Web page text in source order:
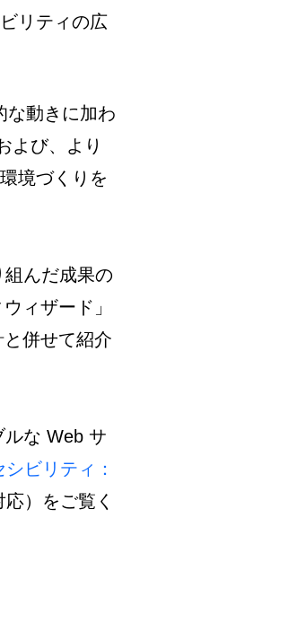
リティの広
な動きに加わ
よび、より
境づくりを
んだ成果の
ィザード」
併せて紹介
な Web サ
シビリティ：
）をご覧く